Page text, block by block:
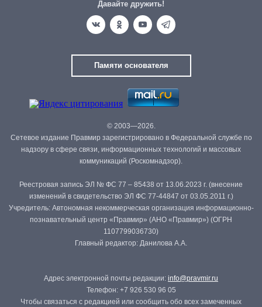
Давайте дружить!
Памяти основателя
© 2003—2026.
Сетевое издание Правмир зарегистрировано в Федеральной службе по
надзору в сфере связи, информационных технологий и массовых
коммуникаций (Роскомнадзор).
Реестровая запись ЭЛ № ФС 77 – 85438 от 13.06.2023 г. (внесение
изменений в свидетельство ЭЛ ФС 77-44847 от 03.05.2011 г.)
Учредитель: Автономная некоммерческая организация информационно-
познавательный центр «Правмир» (АНО «Правмир») (ОГРН
1107799036730)
Главный редактор: Данилова А.А.
Адрес электронной почты редакции: info@pravmir.ru
Телефон: +7 926 530 96 05
Чтобы связаться с редакцией или сообщить обо всех замеченных